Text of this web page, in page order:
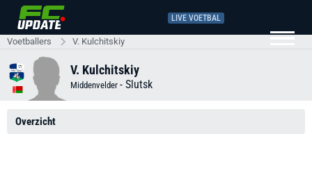
LIVE VOETBAL
Voetballers V. Kulchitskiy
V. Kulchitskiy
Middenvelder - Slutsk
Overzicht